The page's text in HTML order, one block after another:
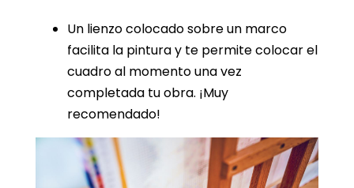
Un lienzo colocado sobre un marco
facilita la pintura y te permite colocar el
cuadro al momento una vez
completada tu obra. ¡Muy
recomendado!